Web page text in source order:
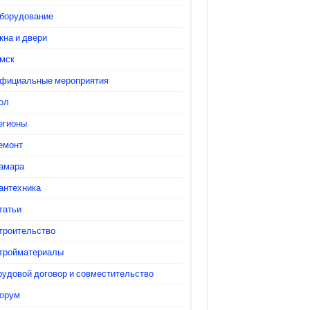
и двери
мероприятия
договор и совместительство